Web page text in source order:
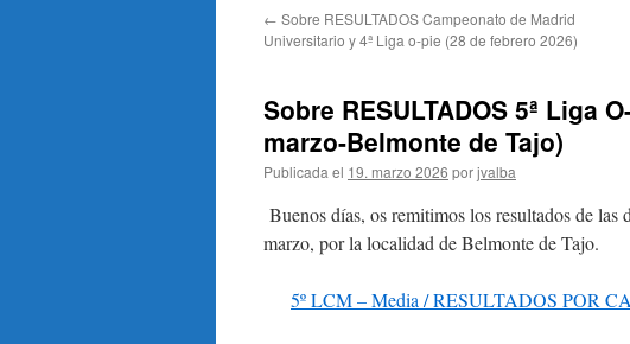
← Sobre RESULTADOS Campeonato de Madrid
Universitario y 4ª Liga o-pie (28 de febrero 2026)
Sobre RESULTADOS 5ª Liga
marzo-Belmonte de Tajo)
Publicada el 19. marzo 2026 porjvalba
Buenos días, os remitimos los resultados de las
marzo, por la localidad de Belmonte de Tajo.
5º LCM – Media / RESULTADOS POR